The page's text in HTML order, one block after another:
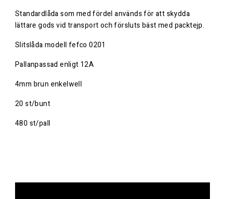
Standardlåda som med fördel används för att skydda
lättare gods vid transport och försluts bäst med packtejp.
Slitslåda modell fefco 0201
Pallanpassad enligt 12A
4mm brun enkelwell
20 st/bunt
480 st/pall